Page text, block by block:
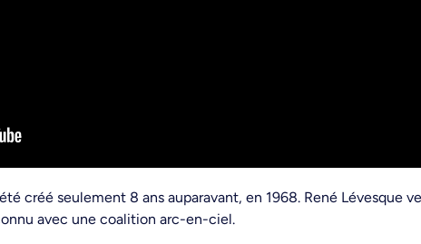
créé seulement 8 ans auparavant, en 1968. René Lévesque
avec une coalition arc-en-ciel.